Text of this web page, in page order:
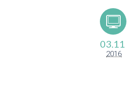
03.11
2016